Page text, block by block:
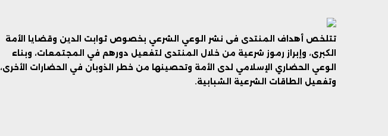
تتلخص أهداف المنتدى فى نشر الوعي الشرعي بخصوص ثوابت الدين وقضايا الأمة
الكبرى، وإبراز رموز شرعية من خلال المنتدى لتفعيل دورهم في المجتمعات، وبناء
الوعي الحضاري الإسلامي لدى الأمة وتحصينها من خطر الذوبان في الحضارات الأخرى،
وتفعيل الطاقات الشرعية الشبابية.